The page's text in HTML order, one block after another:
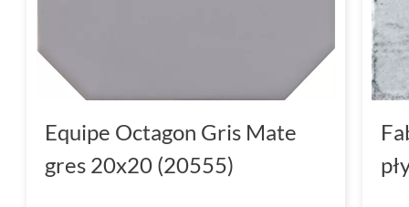
Equipe Octagon Gris Mate
gres 20x20 (20555)